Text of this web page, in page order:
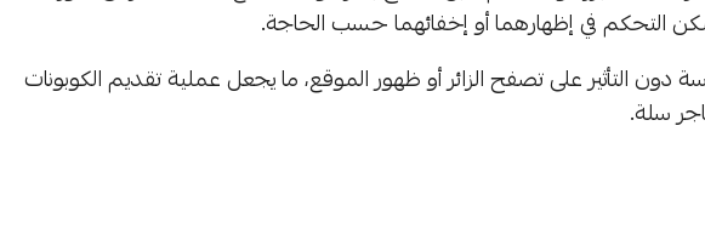
التحكم في إظهارهما أو إخفائهما حسب الحاجة.
التأثير على تصفح الزائر أو ظهور الموقع، ما يجعل عملية تقديم الكوبونات
سلة.